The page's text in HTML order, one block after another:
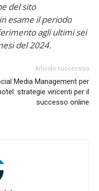
del sito
esame il periodo
agli ultimi sei
del 2024.
Articolo successivo
Media Management per
strategie vincenti per il
successo online